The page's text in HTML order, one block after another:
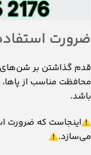
ضرورت
قدم گذاشتن بر شن‌های
محافظت مناسب از
باشد.
اینجاست که ضرورت
می‌سازد.